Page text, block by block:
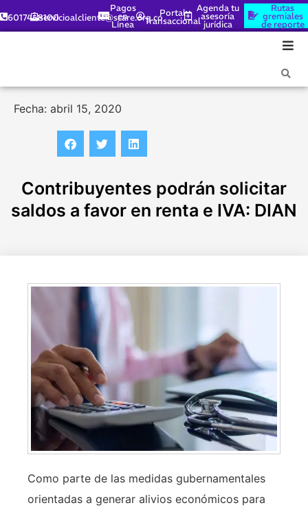
6017448100servicioalcliente@scare.org.co
Pagos
en
Línea
Portal
Transaccional
Agenda tu
asesoría
jurídica
Rutas
gremiales
de reporte
Fecha: abril 15, 2020
Contribuyentes podrán solicitar
saldos a favor en renta e IVA: DIAN
Como parte de las medidas gubernamentales
orientadas a generar alivios económicos para